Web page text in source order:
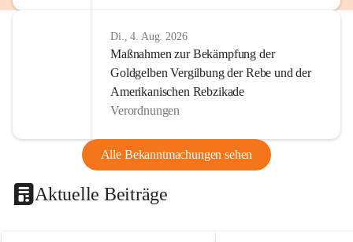
Di., 4. Aug. 2026
Maßnahmen zur Bekämpfung der
Goldgelben Vergilbung der Rebe und der
Amerikanischen Rebzikade
Verordnungen
Alle Bekanntmachungen sehen
Aktuelle Beiträge